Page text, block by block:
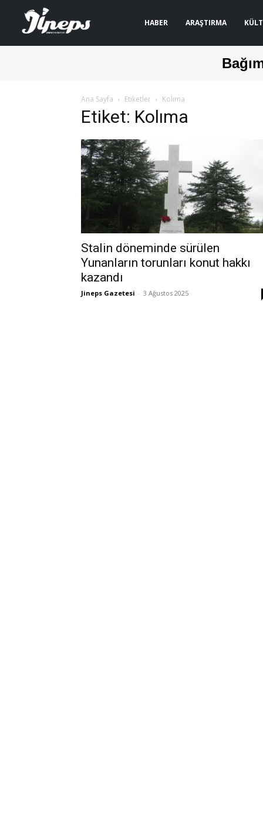
HABER ARAŞTIRMA
Ana Sayfa Etiketler Kolıma
Etiket: Kolıma
Stalin döneminde sürülen
Yunanların torunları konut hakkı
kazandı
Jineps Gazetesi - 3 Ağustos 2025